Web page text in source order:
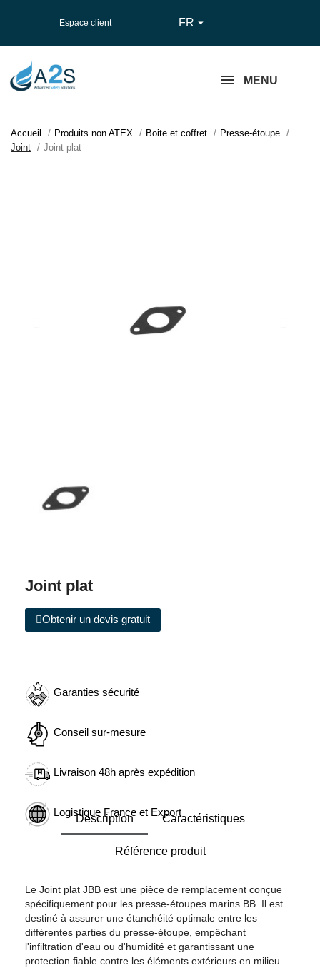
Espace client FR 
MENU
Accueil Produits non ATEX Boite et coffret
Presse-étoupe
Joint
Joint plat
Joint plat
Obtenir un devis gratuit
Garanties sécurité
Conseil sur-mesure
Livraison 48h après expédition
Logistique France et Export
Description Caractéristiques
Référence produit
Le Joint plat JBB est une pièce de remplacement conçue
spécifiquement pour les presse-étoupes marins BB. Il est
destiné à assurer une étanchéité optimale entre les
différentes parties du presse-étoupe, empêchant
l'infiltration d'eau ou d'humidité et garantissant une
protection fiable contre les éléments extérieurs en milieu